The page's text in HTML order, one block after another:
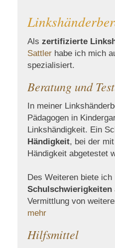
Als zertifizierte
Sattler habe ich mich
spezialisiert.
Beratung und
In meiner
Pädagogen in
Linkshändigkeit. Ein
Händigkeit, bei der
Händigkeit abgetestet
Des Weiteren biete
Schulschwierigkeiten
Vermittlung von
mehr
Hilfsmittel